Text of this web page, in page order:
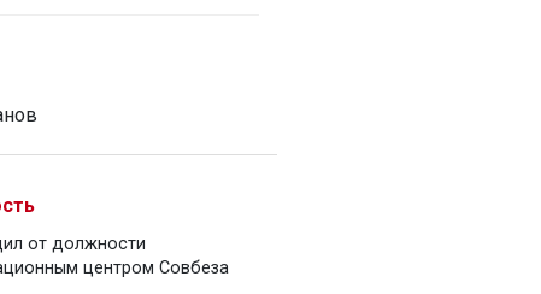
от должности
центром Совбеза